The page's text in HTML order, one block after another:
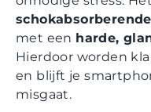
met een harde,
Hierdoor worden
en blijft je
misgaat.